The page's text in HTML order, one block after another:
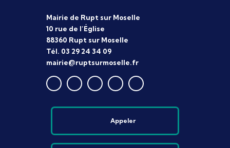
Mairie de Rupt sur Moselle
10 rue de l’Église
88360 Rupt sur Moselle
Tél. 03 29 24 34 09
mairie@ruptsurmoselle.fr
Appeler